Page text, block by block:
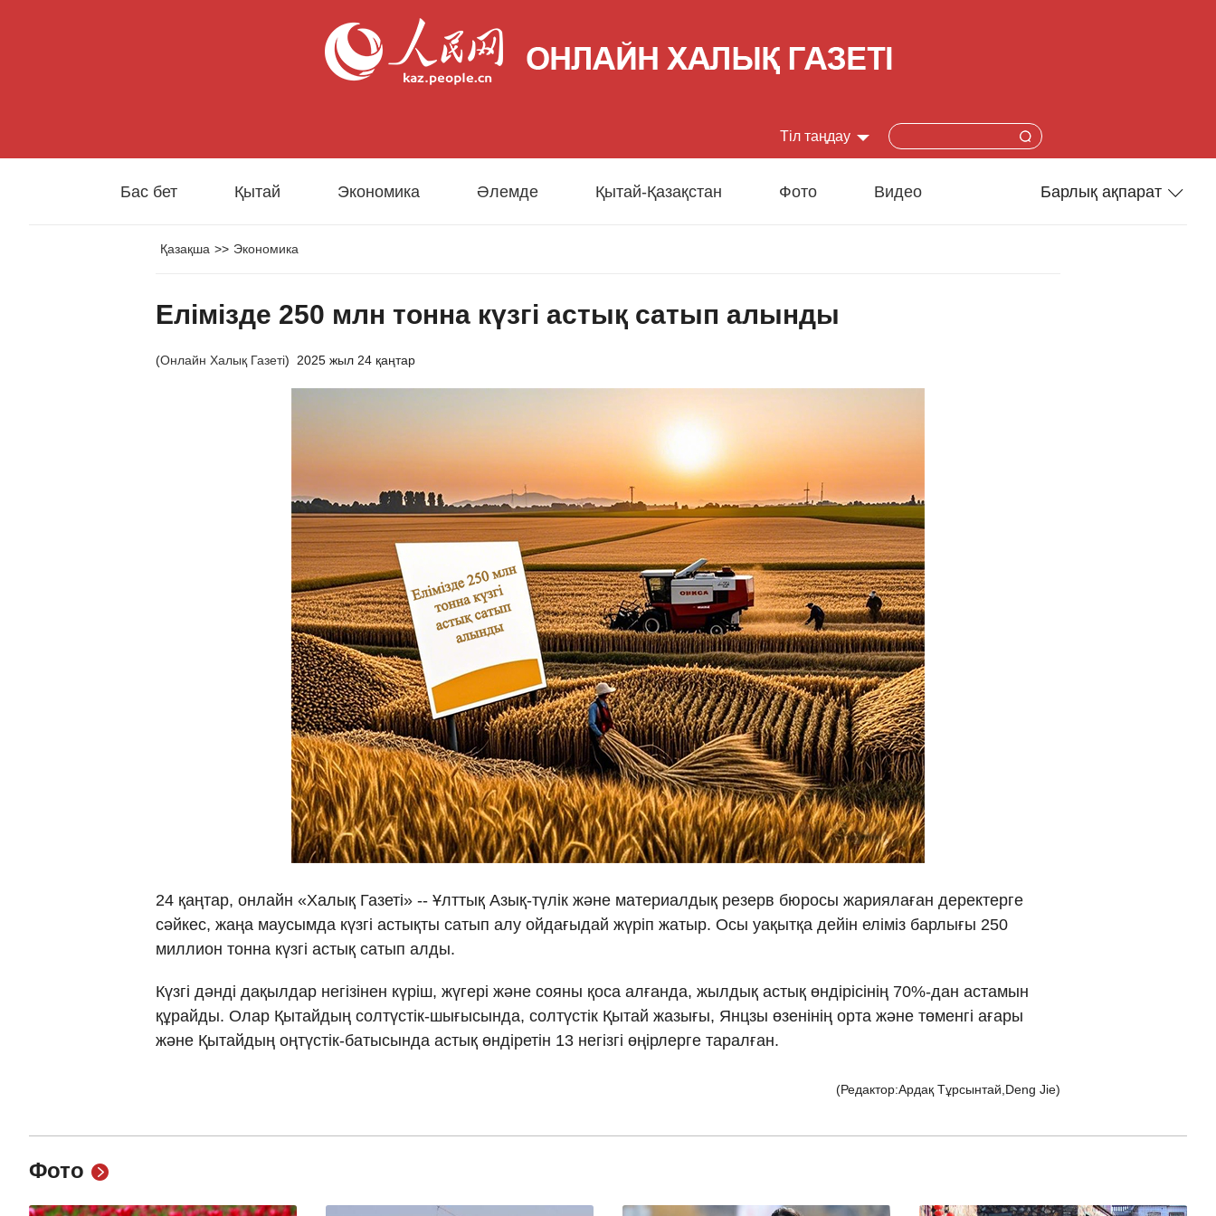
Тіл таңдау
Français
عربي
한국어
Deutsch
Português
Kiswahili
Italiano
Қазақ тілі
ภาษาไทย
Bahasa Melayu
Ελληνικά
اردو
Бас бет Қытай Экономика Әлемде Қытай-Қазақстан Фото Видео Барлық ақпарат
Қазақша >> Экономика
Елімізде 250 млн тонна күзгі астық сатып алынды
(Онлайн Халық Газеті) 2025 жыл 24 қаңтар
24 қаңтар, онлайн «Халық Газеті» -- Ұлттық Азық-түлік және материалдық резерв бюросы жариялаған деректерге
сәйкес, жаңа маусымда күзгі астықты сатып алу ойдағыдай жүріп жатыр. Осы уақытқа дейін еліміз барлығы 250
миллион тонна күзгі астық сатып алды.
Күзгі дәнді дақылдар негізінен күріш, жүгері және сояны қоса алғанда, жылдық астық өндірісінің 70%-дан астамын
құрайды. Олар Қытайдың солтүстік-шығысында, солтүстік Қытай жазығы, Янцзы өзенінің орта және төменгі ағары
және Қытайдың оңтүстік-батысында астық өндіретін 13 негізгі өңірлерге таралған.
(Редактор:Ардақ Тұрсынтай,Deng Jie)
Фото